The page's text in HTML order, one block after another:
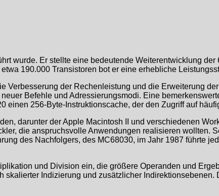
wurde. Er stellte eine bedeutende Weiterentwicklung
190.000 Transistoren bot er eine erhebliche
Verbesserung der Rechenleistung und die Erweiterung
Befehle und Adressierungsmodi. Eine
256-Byte-Instruktionscache, der den Zugriff auf
darunter der Apple Macintosh II und verschiedenen
die anspruchsvolle Anwendungen realisieren wollten.
des Nachfolgers, des MC68030, im Jahr 1987 führte
und Division ein, die größere Operanden und
Indizierung und zusätzlicher Indirektionsebenen.